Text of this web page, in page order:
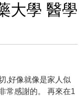
大學 醫學
,好像就像是家人似
常感謝的。 再來在1